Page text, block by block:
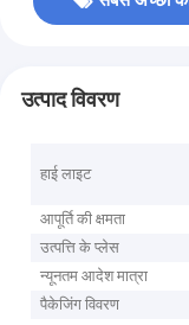
उत्पाद विवरण
हाई लाइट
आपूर्ति की क्षमता
उत्पत्ति के प्लेस
न्यूनतम आदेश मात्रा
पैकेजिंग विवरण